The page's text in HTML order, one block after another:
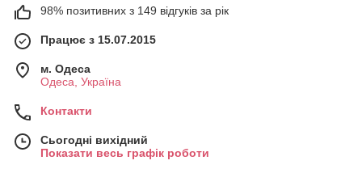
98% позитивних з 149 відгуків за рік
Працює з 15.07.2015
м. Одеса
Одеса, Україна
Контакти
Сьогодні вихідний
Показати весь графік роботи